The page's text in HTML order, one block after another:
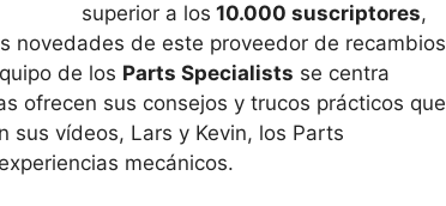
superior a los 10.000 suscriptores,
novedades de este proveedor de recambios
de los Parts Specialists se centra
ofrecen sus consejos y trucos prácticos que
sus vídeos, Lars y Kevin, los Parts
mecánicos.